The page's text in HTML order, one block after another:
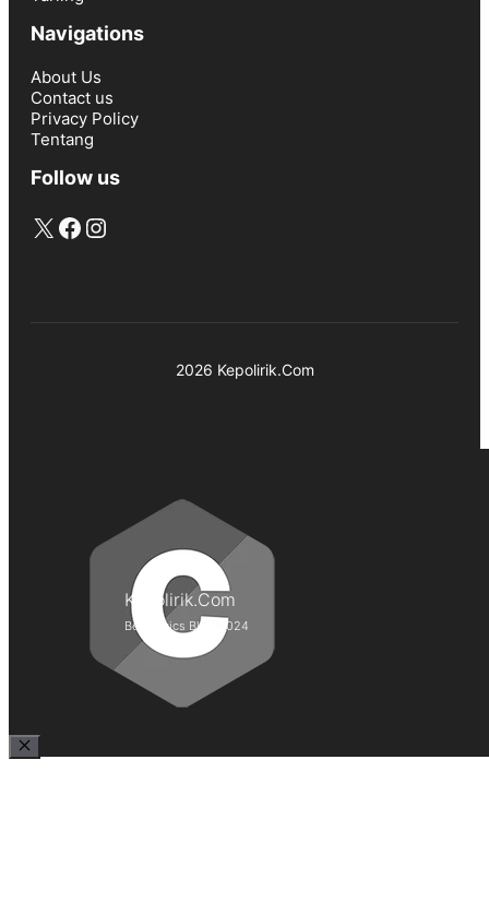
Navigations
About Us
Contact us
Privacy Policy
Tentang
Follow us
X Facebook
Instagram
2026 Kepolirik.Com
Kepolirik.Com
Best Lyrics Blog 2024
Close